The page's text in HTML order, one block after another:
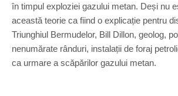
în timpul exploziei gazului metan. Deși nu
această teorie ca fiind o explicație pentru
Triunghiul Bermudelor, Bill Dillon, geolog,
nenumărate rânduri, instalații de foraj
ca urmare a scăpărilor gazului metan.